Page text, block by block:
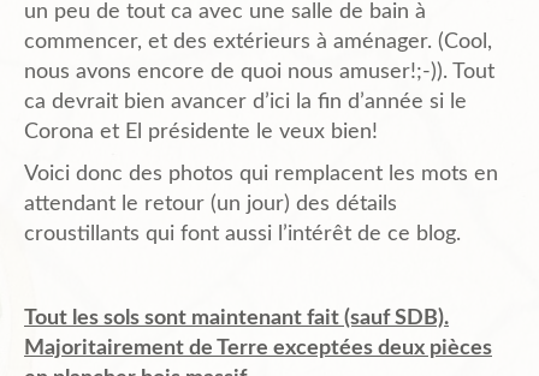
Plans de l’Abri
Liens Amis
Biblio.
Contact
un peu de tout ca avec une salle de bain à
commencer, et des extérieurs à aménager. (Cool,
nous avons encore de quoi nous amuser!;-)). Tout
ca devrait bien avancer d’ici la fin d’année si le
Corona et El présidente le veux bien!
Voici donc des photos qui remplacent les mots en
attendant le retour (un jour) des détails
croustillants qui font aussi l’intérêt de ce blog.
Tout les sols sont maintenant fait (sauf SDB).
Majoritairement de Terre exceptées deux pièces